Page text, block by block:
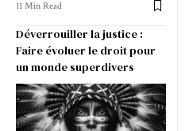
11 Min Read
Déverrouiller la justice :
Faire évoluer le droit pour
un monde superdivers